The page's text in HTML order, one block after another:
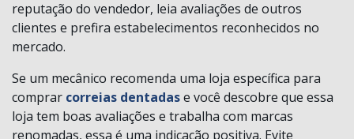
reputação do vendedor, leia avaliações de outros
clientes e prefira estabelecimentos reconhecidos no
mercado.
Se um mecânico recomenda uma loja específica para
comprar correias dentadase você descobre que essa
loja tem boas avaliações e trabalha com marcas
renomadas, essa é uma indicação positiva. Evite